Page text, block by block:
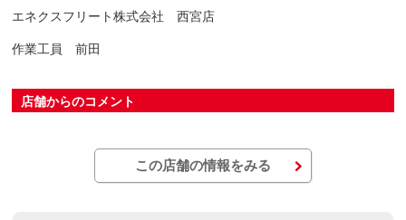
エネクスフリート株式会社 西宮店
作業工員 前田
店舗からのコメント
この店舗の情報をみる